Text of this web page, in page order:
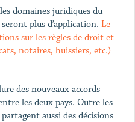
domaines juridiques du
plus d’application. Le
sur les règles de droit et
notaires, huissiers, etc.)
des nouveaux accords
les deux pays. Outre les
aussi des décisions